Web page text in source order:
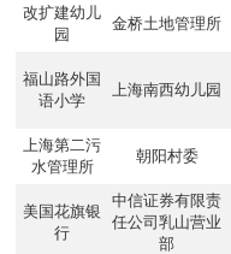
改扩建幼儿
园
金桥土地管理所
福山路外国
语小学
上海南西幼儿园
上海第二污
水管理所
朝阳村委
美国花旗银
行
中信证券有限责
任公司乳山营业
部